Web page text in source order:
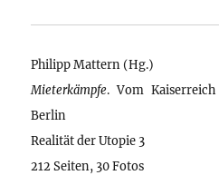
Philipp Mattern (Hg.)
Mieterkämpfe. Vom
Berlin
Realität der Utopie 3
212 Seiten, 30 Fotos